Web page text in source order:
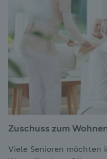
Zuschuss zum
Viele Senioren